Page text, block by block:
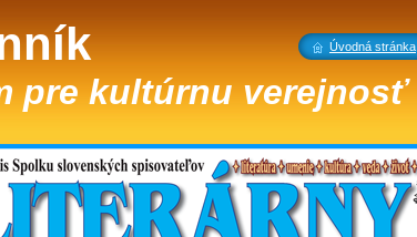
pre kultúrnu verejnosť
Úvodná stránka